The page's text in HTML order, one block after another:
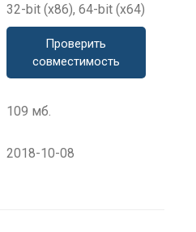
32-bit (x86), 64-bit (x64)
Проверить
совместимость
109 мб.
2018-10-08